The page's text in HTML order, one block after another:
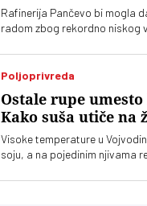
Rafinerija Pančevo bi mogla
radom zbog rekordno niskog
puta - tokom bombardovanja
zbog američkih sankcija NIS-u
NIS milijarde dinara
Poljoprivreda
Ostale rupe
Kako suša utiče na
Visoke temperature u
soju, a na pojedinim njivama
Samo se suncokret drži,